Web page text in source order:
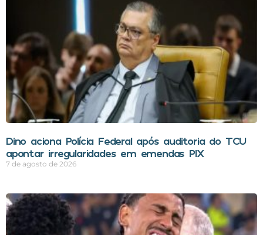
Dino aciona Polícia Federal após auditoria do TCU
apontar irregularidades em emendas PIX
7 de agosto de 2026